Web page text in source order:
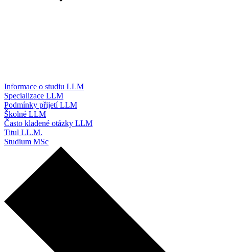
Informace o studiu LLM
Specializace LLM
Podmínky přijetí LLM
Školné LLM
Často kladené otázky LLM
Titul LL.M.
Studium MSc